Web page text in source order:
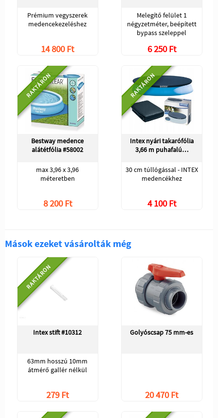
Prémium vegyszerek
medencekezeléshez
14 800 Ft
Melegítő felület 1
négyzetméter, beépített
bypass szeleppel
6 250 Ft
RAKTÁRON
Bestway medence
alátétfólia #58002
max 3,96 x 3,96
méteretben
8 200 Ft
RAKTÁRON
Intex nyári takarófólia
3,66 m puhafalú…
30 cm túllógással - INTEX
medencékhez
4 100 Ft
Mások ezeket vásárolták még
RAKTÁRON
Intex stift #10312
63mm hosszú 10mm
átmérő gallér nélkül
279 Ft
Golyóscsap 75 mm-es
20 470 Ft